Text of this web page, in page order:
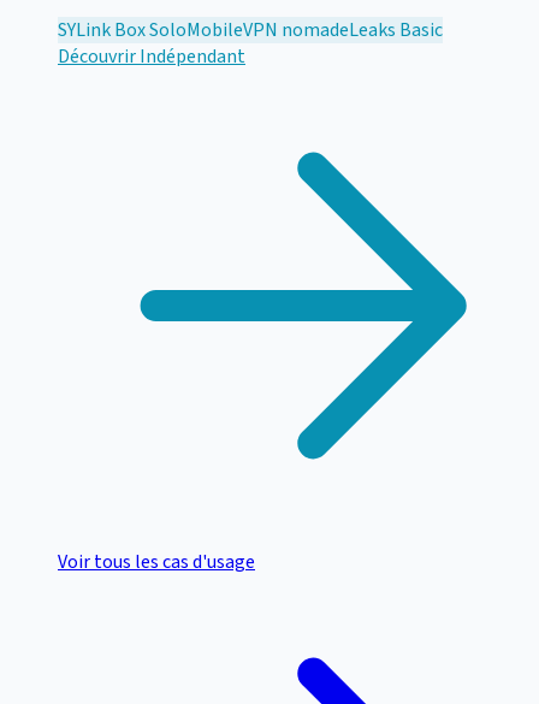
SYLink Box SoloMobileVPN nomadeLeaks Basic
DécouvrirIndépendant
Voir tous les cas d'usage